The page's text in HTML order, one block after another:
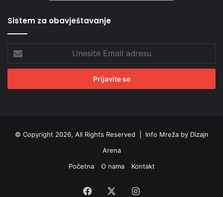
Sistem za obavještavanje
Unesite
Email
adresu
© Copyright 2026, All Rights Reserved | Info Mreža by Dizajn
Arena
Početna
O nama Kontakt
Facebook Instagram